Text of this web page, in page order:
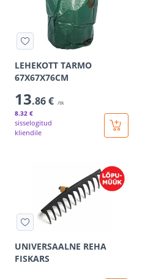
LEHEKOTT TARMO
67X67X76CM
13.86 € /tk
8.32 €
sisselogitud
kliendile
UNIVERSAALNE REHA
FISKARS